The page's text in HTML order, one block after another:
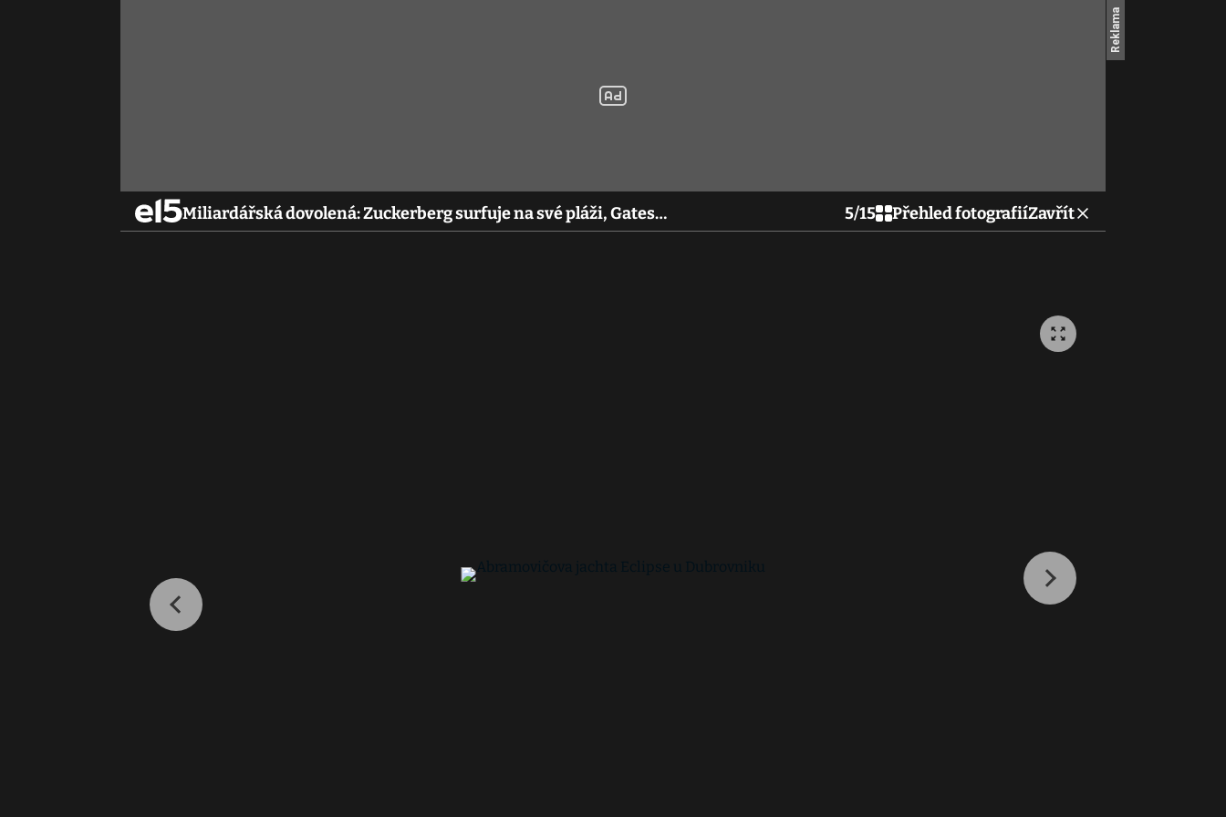
Miliardářská dovolená: Zuckerberg surfuje na své pláži, Gates… 5/15 Přehled fotografiíZavřít